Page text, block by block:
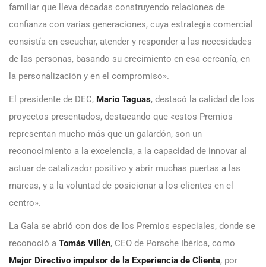
familiar que lleva décadas construyendo relaciones de
confianza con varias generaciones, cuya estrategia comercial
consistía en escuchar, atender y responder a las necesidades
de las personas, basando su crecimiento en esa cercanía, en
la personalización y en el compromiso».
El presidente de DEC, Mario Taguas, destacó la calidad de los
proyectos presentados, destacando que «estos Premios
representan mucho más que un galardón, son un
reconocimiento a la excelencia, a la capacidad de innovar al
actuar de catalizador positivo y abrir muchas puertas a las
marcas, y a la voluntad de posicionar a los clientes en el
centro».
La Gala se abrió con dos de los Premios especiales, donde se
reconoció a Tomás Villén, CEO de Porsche Ibérica, como
Mejor Directivo impulsor de la Experiencia de Cliente, por